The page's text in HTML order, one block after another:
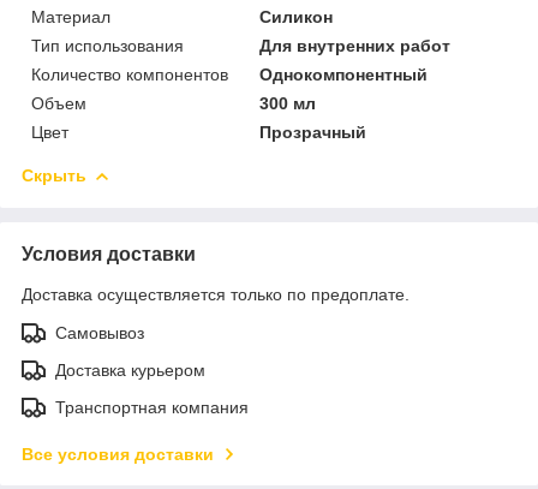
Материал
Силикон
Тип использования
Для внутренних работ
Количество компонентов
Однокомпонентный
Объем
300 мл
Цвет
Прозрачный
Скрыть
Условия доставки
Доставка осуществляется только по предоплате.
Самовывоз
Доставка курьером
Транспортная компания
Все условия доставки